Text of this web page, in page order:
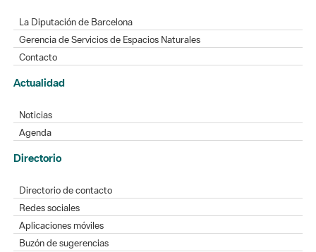
Actualidad
Noticias
Agenda
Directorio de contacto
Redes sociales
Buzón de sugerencias
Opinión sobre los parques